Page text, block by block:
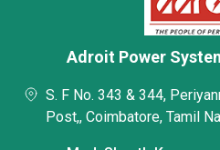
Adroit Power
S. F No. 343 & 344,
Post,, Coimbatore, Tamil